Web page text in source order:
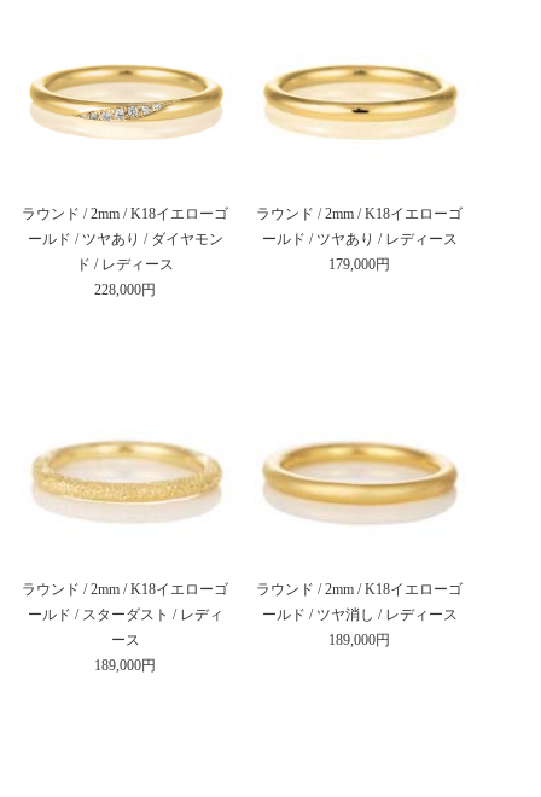
ラウンド / 2mm / K18イエローゴ
ールド / ツヤあり / ダイヤモン
ド / レディース
228,000円
ラウンド / 2mm / K18イエローゴ
ールド / ツヤあり / レディース
179,000円
ラウンド / 2mm / K18イエローゴ
ールド / スターダスト / レディ
ース
189,000円
ラウンド / 2mm / K18イエローゴ
ールド / ツヤ消し / レディース
189,000円